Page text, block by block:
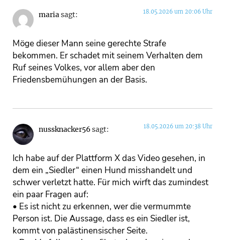
mariasagt: 18.05.2026 um 20:06 Uhr
Möge dieser Mann seine gerechte Strafe
bekommen. Er schadet mit seinem Verhalten dem
Ruf seines Volkes, vor allem aber den
Friedensbemühungen an der Basis.
nussknacker56sagt: 18.05.2026 um 20:38 Uhr
Ich habe auf der Plattform X das Video gesehen, in
dem ein „Siedler“ einen Hund misshandelt und
schwer verletzt hatte. Für mich wirft das zumindest
ein paar Fragen auf:
• Es ist nicht zu erkennen, wer die vermummte
Person ist. Die Aussage, dass es ein Siedler ist,
kommt von palästinensischer Seite.